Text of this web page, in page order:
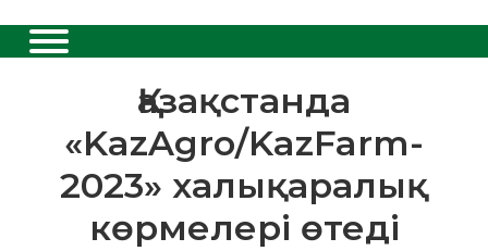
Қазақстанда
«KazAgro/KazFarm-
2023» халықаралық
көрмелері өтеді